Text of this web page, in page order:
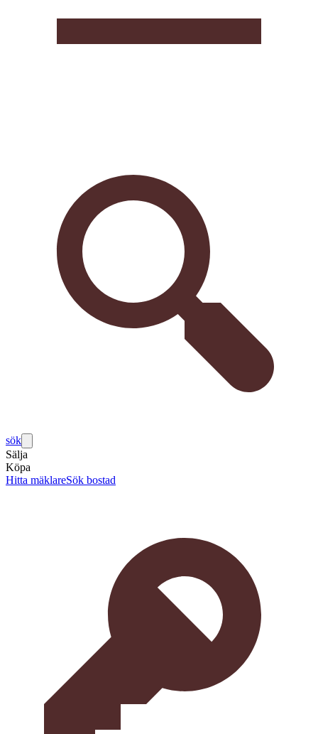
sök
Sälja
Köpa
Hitta mäklareSök bostad